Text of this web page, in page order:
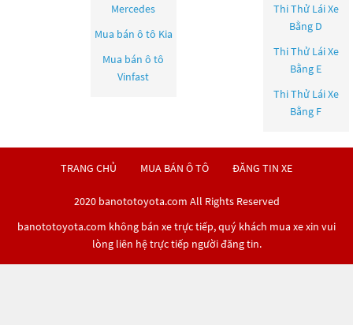
Mercedes
Mua bán ô tô Kia
Mua bán ô tô
Vinfast
Thi Thử Lái Xe
Bằng D
Thi Thử Lái Xe
Bằng E
Thi Thử Lái Xe
Bằng F
TRANG CHỦ MUA BÁN Ô TÔ ĐĂNG TIN XE
2020 banototoyota.com All Rights Reserved
banototoyota.com không bán xe trực tiếp, quý khách mua xe xin vui
lòng liên hệ trực tiếp người đăng tin.